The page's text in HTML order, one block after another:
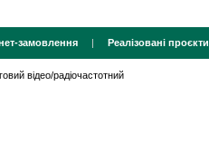
замовлення | Реалізовані проєкти
відео/радіочастотний